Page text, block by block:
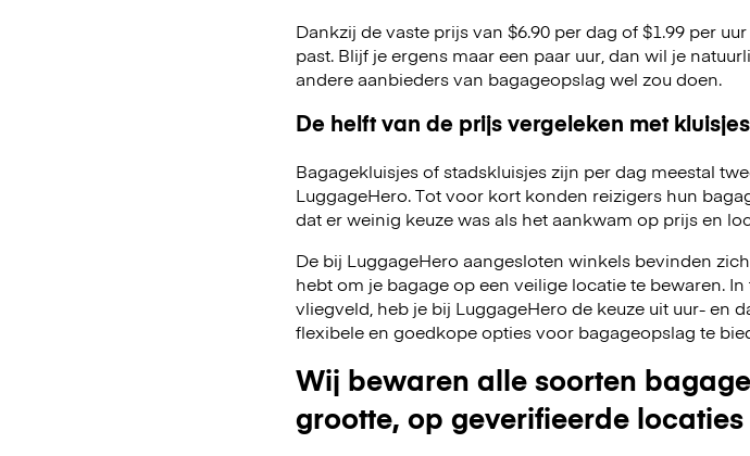
Dankzij de vaste prijs van $6.90 per dag of $1.99 per
past. Blijf je ergens maar een paar uur, dan wil je
andere aanbieders van bagageopslag wel zou doen.
De helft van de prijs vergeleken met
Bagagekluisjes of stadskluisjes zijn per dag meestal
LuggageHero. Tot voor kort konden reizigers hun
dat er weinig keuze was als het aankwam op prijs en
De bij LuggageHero aangesloten winkels bevinden
hebt om je bagage op een veilige locatie te bewaren.
vliegveld, heb je bij LuggageHero de keuze uit uur- en
flexibele en goedkope opties voor bagageopslag te
Wij bewaren alle soorten
grootte, op geverifieerde locaties